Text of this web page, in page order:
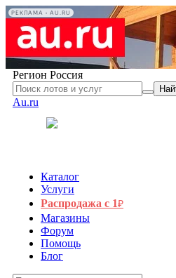
РЕКЛАМА • AU.RU
Регион Россия
Au.ru
Каталог
Услуги
Распродажа с 1₽
Магазины
Форум
Помощь
Блог